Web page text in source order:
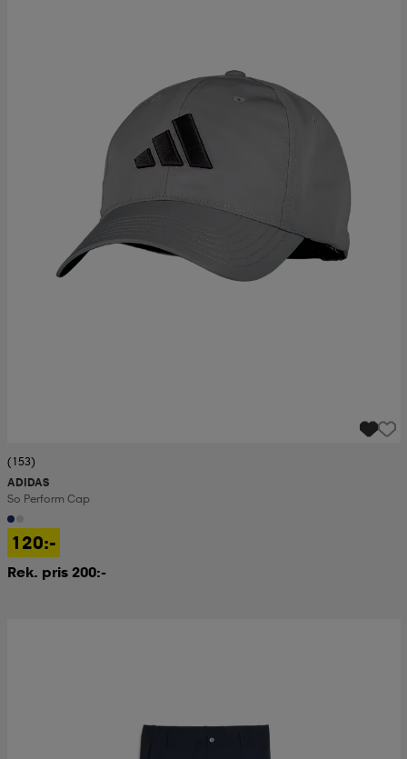
(153)
ADIDAS
So Perform Cap
120:-
Rek. pris 200:-